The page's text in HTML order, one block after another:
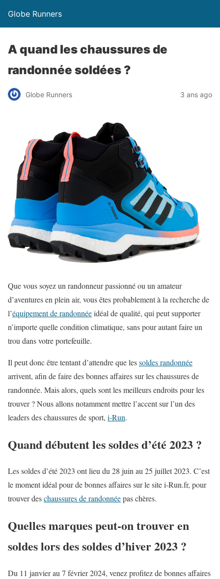
Globe Runners
A quand les chaussures de
randonnée soldées ?
Globe Runners 3 ans ago
Que vous soyez un randonneur passionné ou un amateur
d’aventures en plein air, vous êtes probablement à la recherche de
l’équipement de randonnéeidéal de qualité, qui peut supporter
n’importe quelle condition climatique, sans pour autant faire un
trou dans votre portefeuille.
Il peut donc être tentant d’attendre que lessoldes randonnée
arrivent, afin de faire des bonnes affaires sur les chaussures de
randonnée. Mais alors, quels sont les meilleurs endroits pour les
trouver ? Nous allons notamment mettre l’accent sur l’un des
leaders des chaussures de sport, i-Run.
Quand débutent les soldes d’été 2023 ?
Les soldes d’été 2023 ont lieu du 28 juin au 25 juillet 2023. C’est
le moment idéal pour de bonnes affaires sur le site i-Run.fr, pour
trouver deschaussures de randonnéepas chères.
Quelles marques peut-on trouver en
soldes lors des soldes d’hiver 2023 ?
Du 11 janvier au 7 février 2024, venez profitez de bonnes affaires